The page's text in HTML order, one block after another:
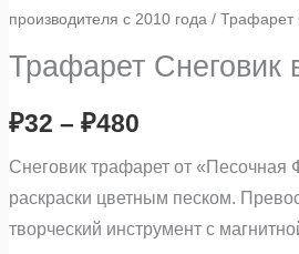
производителя с 2010 года / Трафарет
Трафарет Снеговик
₽32 – ₽480
Снеговик трафарет от «Песочная
раскраски цветным песком.
творческий инструмент с